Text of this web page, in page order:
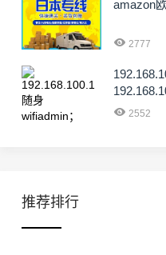
amazon
2777
2552
推荐排行